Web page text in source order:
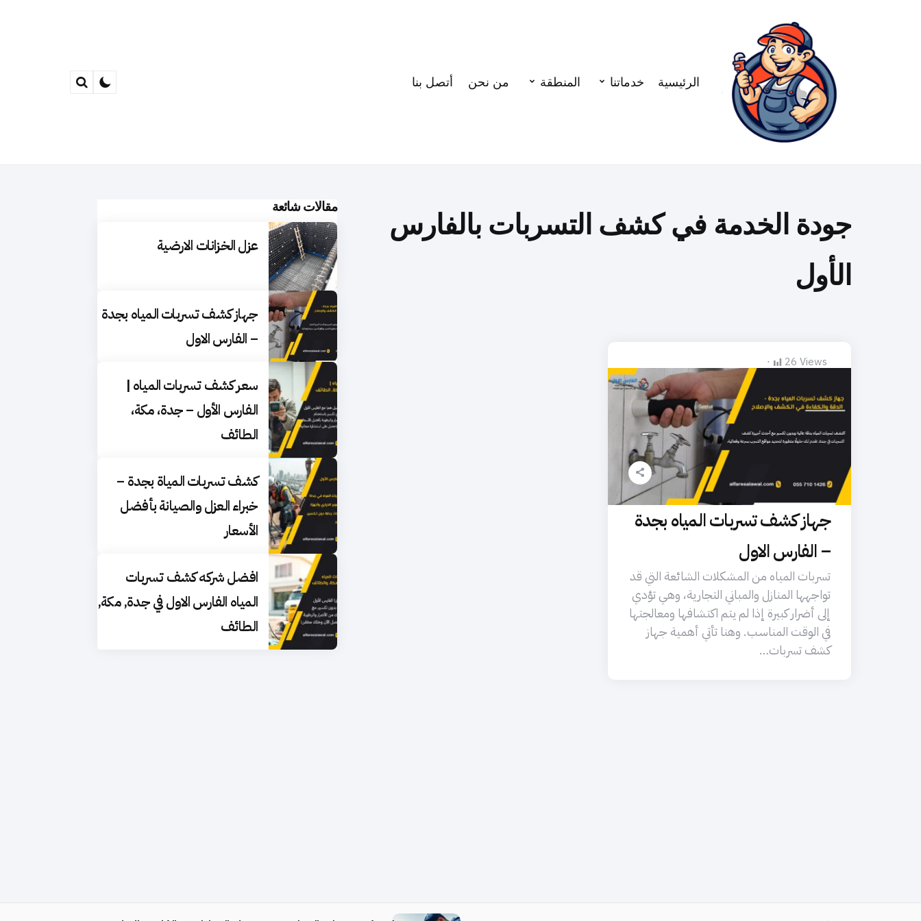
الرئيسية خدماتنا المنطقة من نحن أتصل بنا
جودة الخدمة في كشف التسربات بالفارس
الأول
26 Views
جهاز كشف تسربات المياه بجدة
– الفارس الاول
تسربات المياه من المشكلات الشائعة التي قد
تواجهها المنازل والمباني التجارية، وهي تؤدي
إلى أضرار كبيرة إذا لم يتم اكتشافها ومعالجتها
في الوقت المناسب. وهنا تأتي أهمية جهاز
كشف تسربات…
مقالات شائعة
عزل الخزانات الارضية
جهاز كشف تسربات المياه بجدة
– الفارس الاول
سعر كشف تسربات المياه |
الفارس الأول – جدة، مكة،
الطائف
كشف تسربات المياة بجدة –
خبراء العزل والصيانة بأفضل
الأسعار
افضل شركه كشف تسربات
المياه الفارس الاول في جدة, مكة,
الطائف